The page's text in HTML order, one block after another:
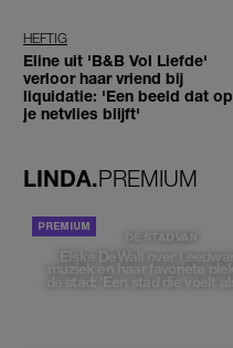
HEFTIG
Eline uit 'B&B Vol Liefde'
verloor haar vriend bij
liquidatie: 'Een beeld dat op
je netvlies blijft'
LINDA.PREMIUM
DE STAD VAN
Elske DeWall over
muziek en haar favoriete
de stad: 'Een stad die voelt